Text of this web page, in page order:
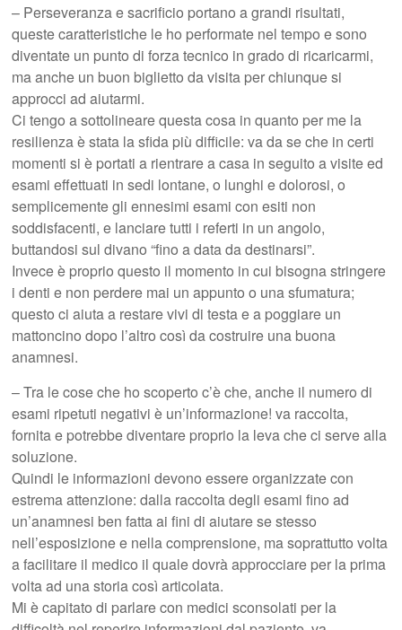
– Perseveranza e sacrificio portano a grandi risultati,
queste caratteristiche le ho performate nel tempo e sono
diventate un punto di forza tecnico in grado di ricaricarmi,
ma anche un buon biglietto da visita per chiunque si
approcci ad aiutarmi.
Ci tengo a sottolineare questa cosa in quanto per me la
resilienza è stata la sfida più difficile: va da se che in certi
momenti si è portati a rientrare a casa in seguito a visite ed
esami effettuati in sedi lontane, o lunghi e dolorosi, o
semplicemente gli ennesimi esami con esiti non
soddisfacenti, e lanciare tutti i referti in un angolo,
buttandosi sul divano “fino a data da destinarsi”.
Invece è proprio questo il momento in cui bisogna stringere
i denti e non perdere mai un appunto o una sfumatura;
questo ci aiuta a restare vivi di testa e a poggiare un
mattoncino dopo l’altro così da costruire una buona
anamnesi.
– Tra le cose che ho scoperto c’è che, anche il numero di
esami ripetuti negativi è un’informazione! va raccolta,
fornita e potrebbe diventare proprio la leva che ci serve alla
soluzione.
Quindi le informazioni devono essere organizzate con
estrema attenzione: dalla raccolta degli esami fino ad
un’anamnesi ben fatta ai fini di aiutare se stesso
nell’esposizione e nella comprensione, ma soprattutto volta
a facilitare il medico il quale dovrà approcciare per la prima
volta ad una storia così articolata.
Mi è capitato di parlare con medici sconsolati per la